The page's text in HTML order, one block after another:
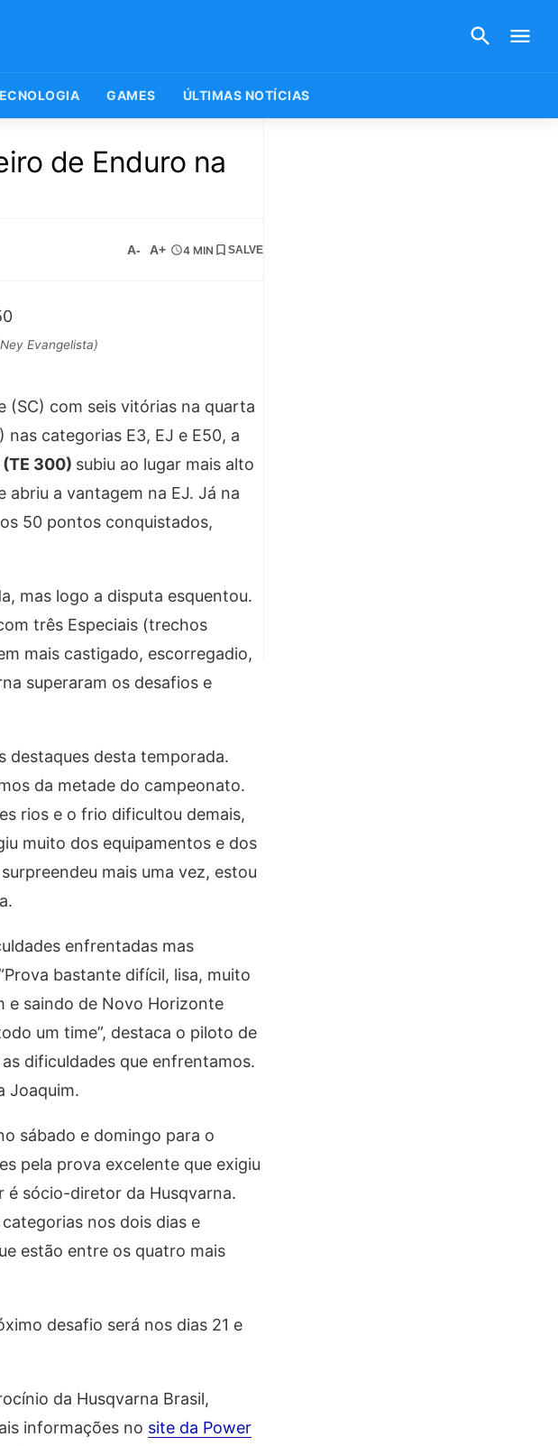
GAMES ÚLTIMAS NOTÍCIAS
de Enduro na
A- A+ 4 MIN SALVE
Evangelista)
(SC) com seis vitórias na quarta
categorias E3, EJ e E50, a
300) subiu ao lugar mais alto
abriu a vantagem na EJ. Já na
50 pontos conquistados,
mas logo a disputa esquentou.
três Especiais (trechos
mais castigado, escorregadio,
superaram os desafios e
destaques desta temporada.
da metade do campeonato.
rios e o frio dificultou demais,
muito dos equipamentos e dos
mais uma vez, estou
enfrentadas mas
bastante difícil, lisa, muito
e saindo de Novo Horizonte
um time”, destaca o piloto de
dificuldades que enfrentamos.
Joaquim.
sábado e domingo para o
pela prova excelente que exigiu
é sócio-diretor da Husqvarna.
nos dois dias e
estão entre os quatro mais
desafio será nos dias 21 e
da Husqvarna Brasil,
informações no site da Power